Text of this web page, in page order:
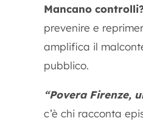
Mancano
prevenire e
amplifica il
pubblico.
“Povera Firenze,
c’è chi racconta